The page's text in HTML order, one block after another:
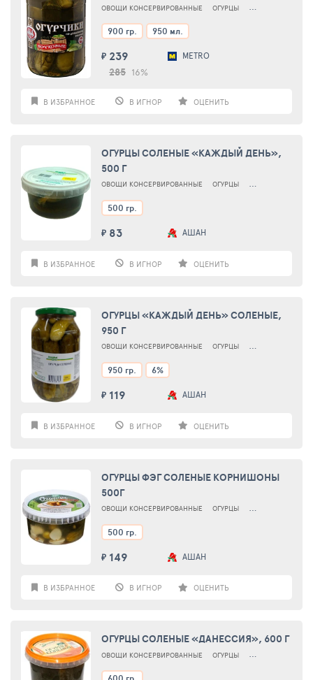
ОВОЩИ КОНСЕРВИРОВАННЫЕ ОГУРЦЫ ОГУРЦЫ СОЛЕНЫЕ
900 гр. 950 мл.
₽ 239
285 16%
METRO
В ИЗБРАННОЕ В ИГНОР ОЦЕНИТЬ
ОГУРЦЫ СОЛЕНЫЕ «КАЖДЫЙ ДЕНЬ»,
500 Г
ОВОЩИ КОНСЕРВИРОВАННЫЕ ОГУРЦЫ ОГУРЦЫ СОЛЕНЫЕ
500 гр.
₽ 83 АШАН
В ИЗБРАННОЕ В ИГНОР ОЦЕНИТЬ
ОГУРЦЫ «КАЖДЫЙ ДЕНЬ» СОЛЕНЫЕ,
950 Г
ОВОЩИ КОНСЕРВИРОВАННЫЕ ОГУРЦЫ ОГУРЦЫ СОЛЕНЫЕ
950 гр. 6%
₽ 119 АШАН
В ИЗБРАННОЕ В ИГНОР ОЦЕНИТЬ
ОГУРЦЫ ФЭГ СОЛЕНЫЕ КОРНИШОНЫ
500Г
ОВОЩИ КОНСЕРВИРОВАННЫЕ ОГУРЦЫ ОГУРЦЫ СОЛЕНЫЕ
500 гр.
₽ 149 АШАН
В ИЗБРАННОЕ В ИГНОР ОЦЕНИТЬ
ОГУРЦЫ СОЛЕНЫЕ «ДАНЕССИЯ», 600 Г
ОВОЩИ КОНСЕРВИРОВАННЫЕ ОГУРЦЫ ОГУРЦЫ СОЛЕНЫЕ